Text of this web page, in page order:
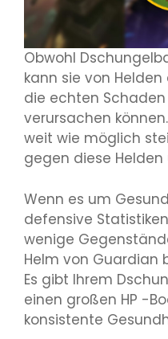
Obwohl
kann sie von
die echten
verursachen
weit wie möglich
gegen diese Helden
Wenn es um
defensive
wenige
Helm von Guardian
Es gibt Ihrem
einen großen HP -
konsistente